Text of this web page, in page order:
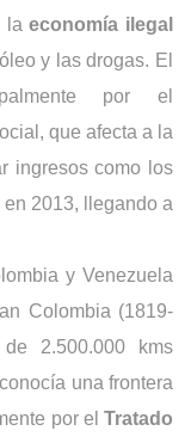
laeconomía ilegal
y las drogas. El
por el
que afecta a la
ingresos como los
2013, llegando a
y Venezuela
Colombia (1819-
2.500.000 kms
una frontera
por el Tratado